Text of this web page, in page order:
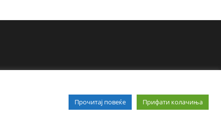
Прочитај повеќе Прифати колачиња